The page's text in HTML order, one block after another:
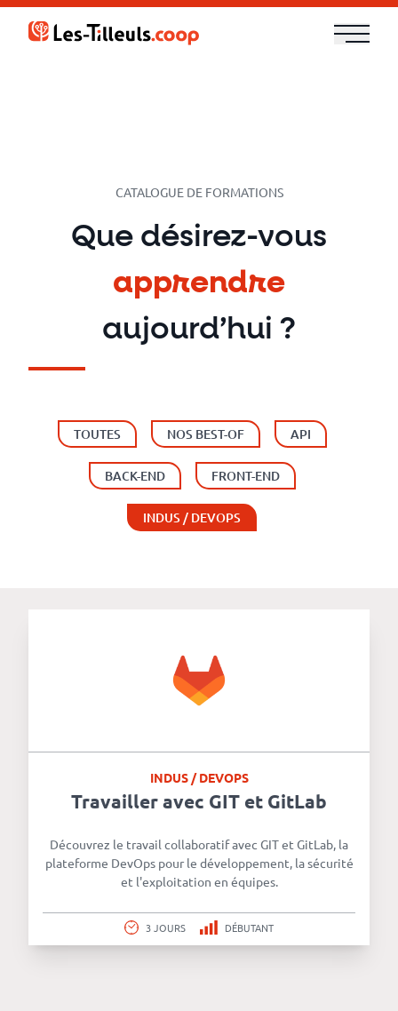
Aller
Cloud
DevOps
Technologies
responsable
Simulateur
revenus
API
Platform
Conference
Le
Aller
CATALOGUE DE FORMATIONS
Que désirez-vous
apprendre
aujourd’hui ?
TOUTES NOS BEST-OF API
BACK-END FRONT-END
INDUS / DEVOPS
INDUS / DEVOPS
Travailler avec GIT et GitLab
Découvrez le travail collaboratif avec GIT et GitLab, la
plateforme DevOps pour le développement, la sécurité
et l'exploitation en équipes.
3 JOURS DÉBUTANT